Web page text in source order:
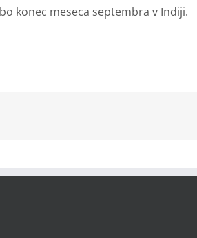
konec meseca septembra v Indiji.